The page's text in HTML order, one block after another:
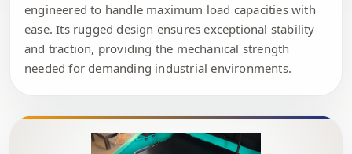
engineered to handle maximum load capacities with
ease. Its rugged design ensures exceptional stability
and traction, providing the mechanical strength
needed for demanding industrial environments.